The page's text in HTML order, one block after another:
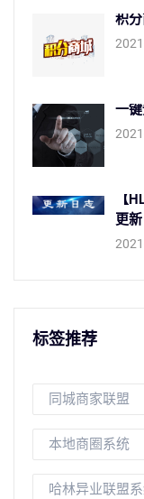
积
一
【
更
标签推荐
同城商家联盟
本地商圈系统
哈林异业联盟